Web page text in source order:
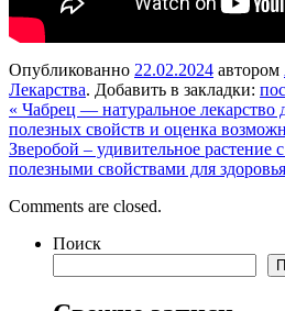
Опубликованно 22.02.2024 автором
Лекарства. Добавить в закладки:
« Чабрец — натуральное лекарство
полезных свойств и оценка
Зверобой – удивительное
полезными свойствами для
Comments are closed.
Поиск